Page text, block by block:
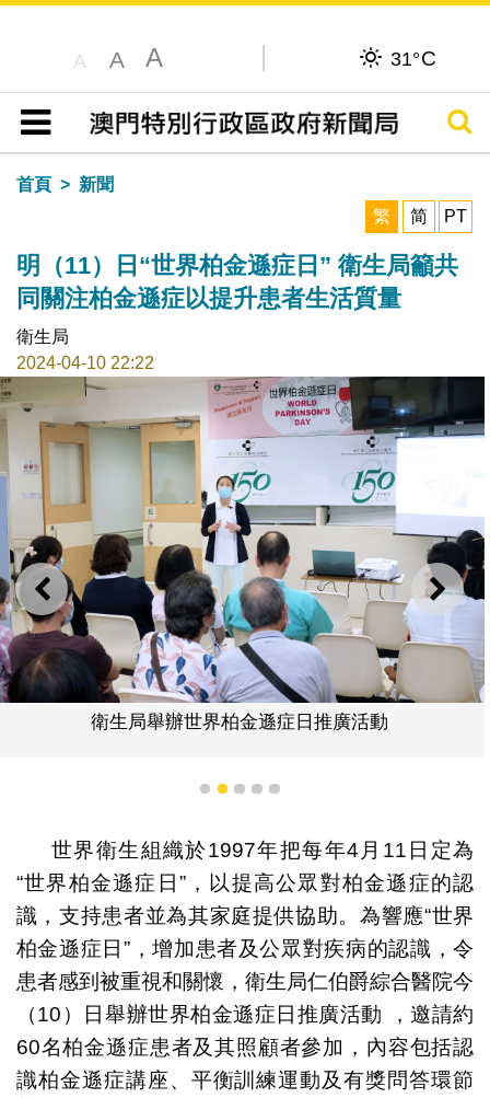
A A A 31°C
目錄
搜尋
首頁
新聞
繁
简 PT
明（11）日“世界柏金遜症日” 衛生局籲共
同關注柏金遜症以提升患者生活質量
衛生局
2024-04-10 22:22
上一則 下一
衛生局舉辦世界柏金遜症日推廣活動
1 2 3 4 5
世界衛生組織於1997年把每年4月11日定為
“世界柏金遜症日”，以提高公眾對柏金遜症的認
識，支持患者並為其家庭提供協助。為響應“世界
柏金遜症日”，增加患者及公眾對疾病的認識，令
患者感到被重視和關懷，衛生局仁伯爵綜合醫院今
（10）日舉辦世界柏金遜症日推廣活動 ，邀請約
60名柏金遜症患者及其照顧者參加，內容包括認
識柏金遜症講座、平衡訓練運動及有獎問答環節